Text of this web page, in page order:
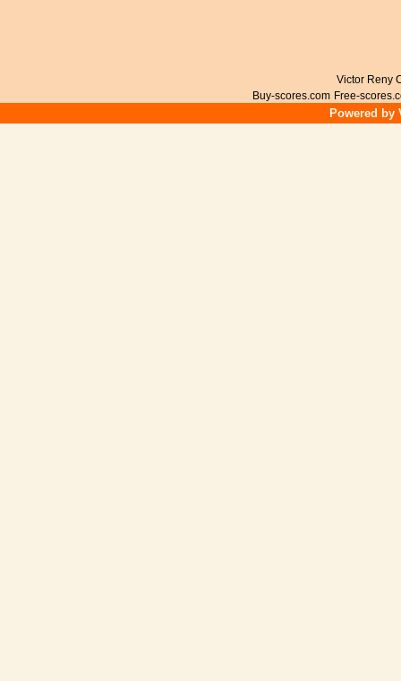
Victor Reny
Buy-scores.com Free-
Powered by